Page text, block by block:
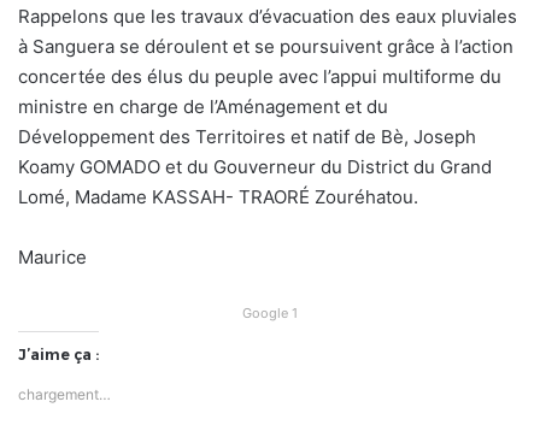
Rappelons que les travaux d’évacuation des eaux pluviales
à Sanguera se déroulent et se poursuivent grâce à l’action
concertée des élus du peuple avec l’appui multiforme du
ministre en charge de l’Aménagement et du
Développement des Territoires et natif de Bè, Joseph
Koamy GOMADO et du Gouverneur du District du Grand
Lomé, Madame KASSAH- TRAORÉ Zouréhatou.
Maurice
Google 1
J’aime ça :
chargement…